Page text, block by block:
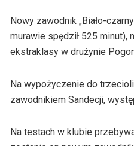
Nowy zawodnik „Biało-
murawie spędził 525
ekstraklasy w drużynie
Na wypożyczenie do
zawodnikiem Sandecji,
Na testach w klubie